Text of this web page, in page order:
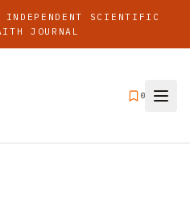
SCIENTIFIC
JOURNAL
0